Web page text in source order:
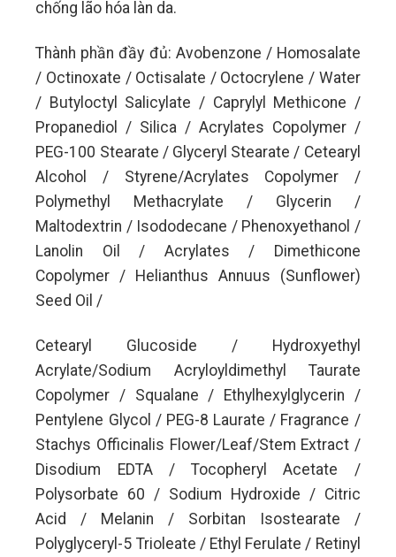
chống lão hóa làn da.
Thành phần đầy đủ: Avobenzone / Homosalate
/ Octinoxate / Octisalate / Octocrylene / Water
/ Butyloctyl Salicylate / Caprylyl Methicone /
Propanediol / Silica / Acrylates Copolymer /
PEG-100 Stearate / Glyceryl Stearate / Cetearyl
Alcohol / Styrene/Acrylates Copolymer /
Polymethyl Methacrylate / Glycerin /
Maltodextrin / Isododecane / Phenoxyethanol /
Lanolin Oil / Acrylates / Dimethicone
Copolymer / Helianthus Annuus (Sunflower)
Seed Oil /
Cetearyl Glucoside / Hydroxyethyl
Acrylate/Sodium Acryloyldimethyl Taurate
Copolymer / Squalane / Ethylhexylglycerin /
Pentylene Glycol / PEG-8 Laurate / Fragrance /
Stachys Officinalis Flower/Leaf/Stem Extract /
Disodium EDTA / Tocopheryl Acetate /
Polysorbate 60 / Sodium Hydroxide / Citric
Acid / Melanin / Sorbitan Isostearate /
Polyglyceryl-5 Trioleate / Ethyl Ferulate / Retinyl